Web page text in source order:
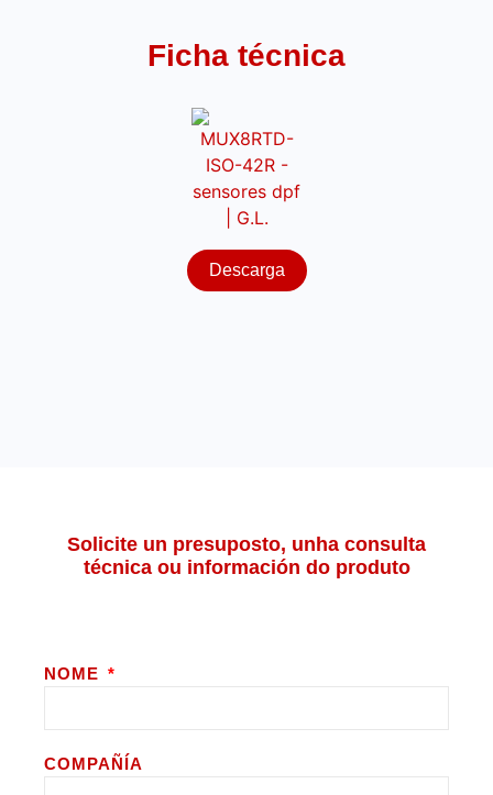
Ficha técnica
Descarga
Solicite un presuposto, unha consulta
técnica ou información do produto
NOME
COMPAÑÍA